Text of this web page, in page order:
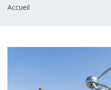
Fil
Accueil